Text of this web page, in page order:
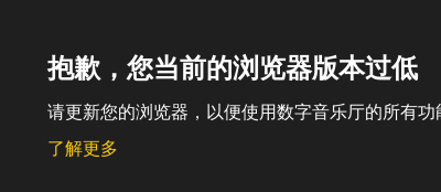
抱歉，您当前的浏览器版本过低
请更新您的浏览器，以便使用数字音乐厅的所有功
了解更多